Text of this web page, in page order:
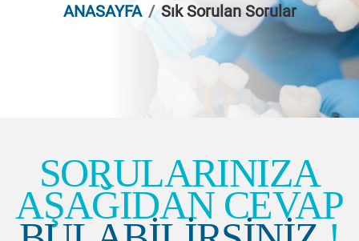
ANASAYFA Sık Sorulan Sorular
SORULARINIZA
AŞAĞIDAN CEVAP